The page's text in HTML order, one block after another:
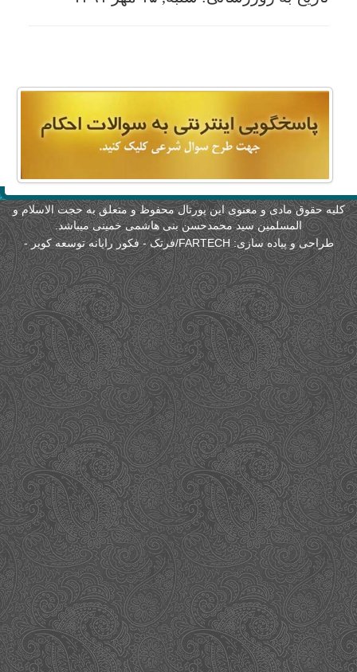
حقوق مادی و معنوی این پورتال محفوظ و متعلق به حجت الاسلام و
المسلمین سید محمدحسن بنی هاشمی خمینی میباشد.
طراحی و پیاده سازی:FARTECH/فرتک - فکور رایانه توسعه کویر -